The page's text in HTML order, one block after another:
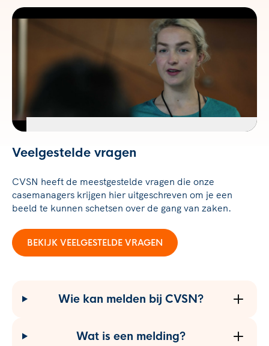
Grensoverschrijdend gedrag,
racisme en discriminatie
Grensoverschrijdend gedrag,
BEKIJK DE VIDEO
Veelgestelde vragen
CVSN heeft de meestgestelde vragen die onze
casemanagers krijgen hier uitgeschreven om je een
beeld te kunnen schetsen over de gang van zaken.
BEKIJK VEELGESTELDE VRAGEN
Wie kan melden bij CVSN?
Wat is een melding?